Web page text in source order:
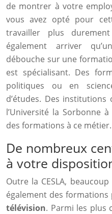
de montrer à votre
vous avez opté pour
travailler plus
également arriver
débouche sur une
est spécialisant. Des
politiques ou en
d’études. Des institutions
l’Université la Sorbonne
des formations à ce métier.
De nombreux
à votre
Outre la CESLA,
également des
télévision. Parmi les plus